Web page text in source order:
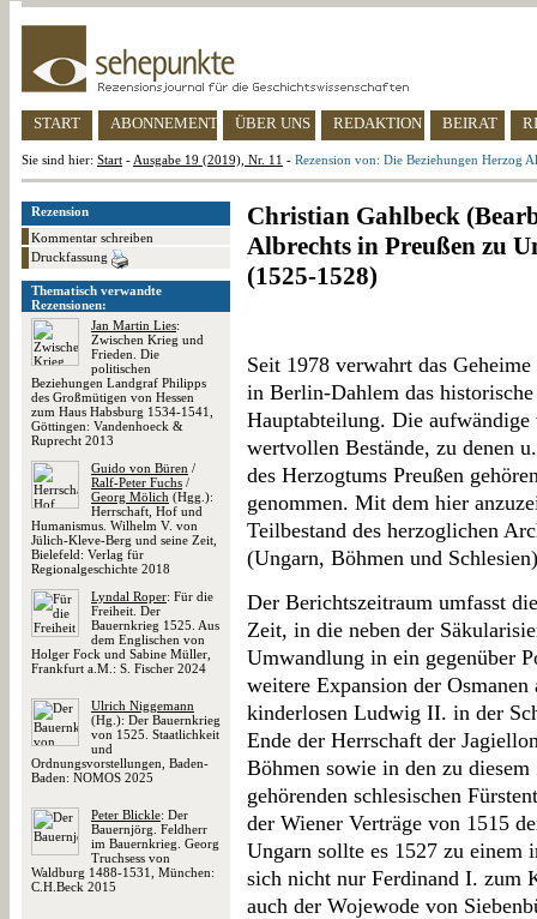
START ABONNEMENT ÜBER UNS REDAKTION BEIRAT
Sie sind hier: Start - Ausgabe 19 (2019), Nr. 11 - Rezension von: Die Beziehungen Herzog
Rezension
Kommentar schreiben
Druckfassung
Thematisch verwandte
Rezensionen:
Jan Martin Lies:
Zwischen Krieg und
Frieden. Die
politischen
Beziehungen Landgraf Philipps
des Großmütigen von Hessen
zum Haus Habsburg 1534-1541,
Göttingen: Vandenhoeck &
Ruprecht 2013
Guido von Büren /
Ralf-Peter Fuchs /
Georg Mölich (Hgg.):
Herrschaft, Hof und
Humanismus. Wilhelm V. von
Jülich-Kleve-Berg und seine Zeit,
Bielefeld: Verlag für
Regionalgeschichte 2018
Lyndal Roper: Für die
Freiheit. Der
Bauernkrieg 1525. Aus
dem Englischen von
Holger Fock und Sabine Müller,
Frankfurt a.M.: S. Fischer 2024
Ulrich Niggemann
(Hg.): Der Bauernkrieg
von 1525. Staatlichkeit
und
Ordnungsvorstellungen, Baden-
Baden: NOMOS 2025
Peter Blickle: Der
Bauernjörg. Feldherr
im Bauernkrieg. Georg
Truchsess von
Waldburg 1488-1531, München:
C.H.Beck 2015
Christian Gahlbeck
Albrechts in Preußen zu
(1525-1528)
Seit 1978 verwahrt das
in Berlin-Dahlem das
Hauptabteilung. Die
wertvollen Bestände, zu denen
des Herzogtums Preußen
genommen. Mit dem hier
Teilbestand des herzoglichen
(Ungarn, Böhmen und
Der Berichtszeitraum umfasst
Zeit, in die neben der
Umwandlung in ein gegenüber
weitere Expansion der
kinderlosen Ludwig II. in der
Ende der Herrschaft der
Böhmen sowie in den zu
gehörenden schlesischen
der Wiener Verträge von 1515
Ungarn sollte es 1527 zu einem
sich nicht nur Ferdinand I. zum
auch der Wojewode von